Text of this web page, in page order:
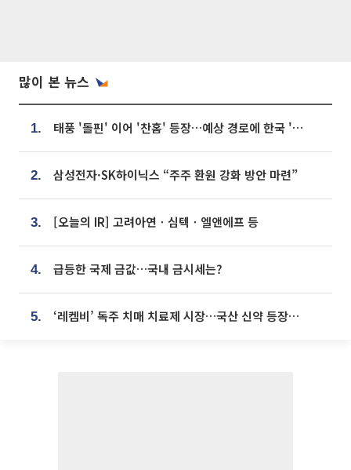
많이 본 뉴스
1. 태풍 '돌핀' 이어 '찬홈' 등장…예상 경로에 한국 '한숨'
2. 삼성전자·SK하이닉스 “주주 환원 강화 방안 마련”
3. [오늘의 IR] 고려아연ㆍ심텍ㆍ엘앤에프 등
4. 급등한 국제 금값…국내 금시세는?
5. ‘레켐비’ 독주 치매 치료제 시장…국산 신약 등장하나